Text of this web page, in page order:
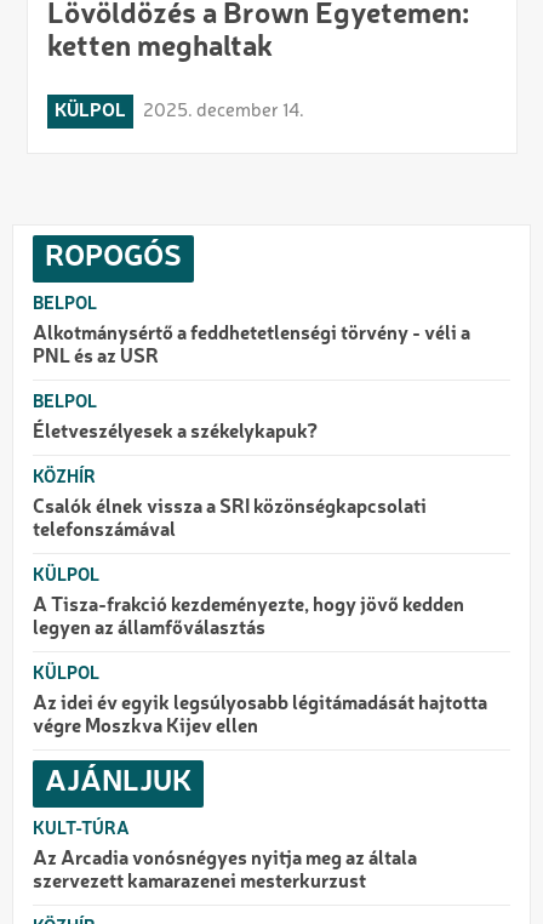
Lövöldözés a Brown Egyetemen:
ketten meghaltak
KÜLPOL 2025. december 14.
ROPOGÓS
BELPOL
Alkotmánysértő a feddhetetlenségi törvény - véli a
PNL és az USR
BELPOL
Életveszélyesek a székelykapuk?
KÖZHÍR
Csalók élnek vissza a SRI közönségkapcsolati
telefonszámával
KÜLPOL
A Tisza-frakció kezdeményezte, hogy jövő kedden
legyen az államfőválasztás
KÜLPOL
Az idei év egyik legsúlyosabb légitámadását hajtotta
végre Moszkva Kijev ellen
AJÁNLJUK
KULT-TÚRA
Az Arcadia vonósnégyes nyitja meg az általa
szervezett kamarazenei mesterkurzust